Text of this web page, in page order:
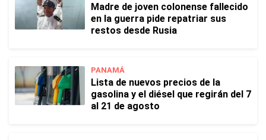
Madre de joven colonense fallecido
en la guerra pide repatriar sus
restos desde Rusia
PANAMÁ
Lista de nuevos precios de la
gasolina y el diésel que regirán del 7
al 21 de agosto